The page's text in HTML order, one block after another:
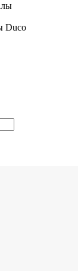
Duco